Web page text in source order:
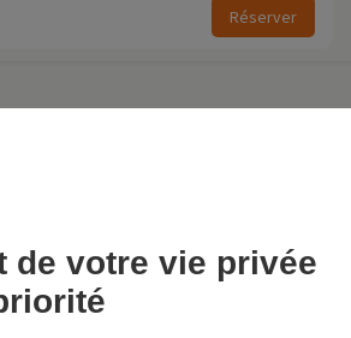
Réserver
de votre vie privée